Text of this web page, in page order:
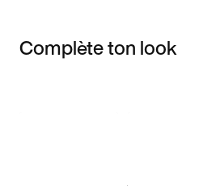
Complète ton look